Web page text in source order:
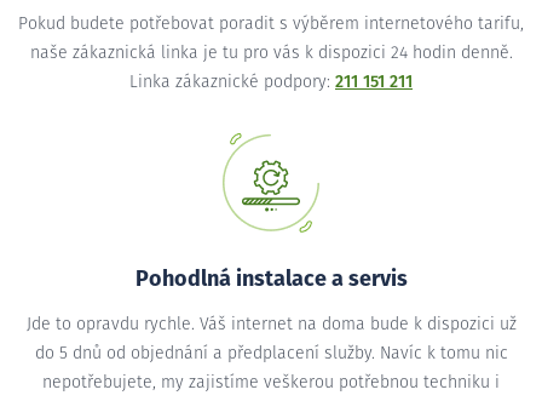
Pokud budete potřebovat poradit s výběrem internetového tarifu,
naše zákaznická linka je tu pro vás k dispozici 24 hodin denně.
Linka zákaznické podpory: 211 151 211
Pohodlná instalace a servis
Jde to opravdu rychle. Váš internet na doma bude k dispozici už
do 5 dnů od objednání a předplacení služby. Navíc k tomu nic
nepotřebujete, my zajistíme veškerou potřebnou techniku i